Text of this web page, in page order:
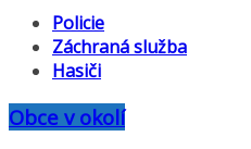
Policie
Záchraná služba
Hasiči
Obce v okolí